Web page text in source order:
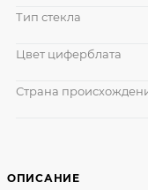
ОПИСАНИЕ
Тип стекла
Цвет циферблата
Страна